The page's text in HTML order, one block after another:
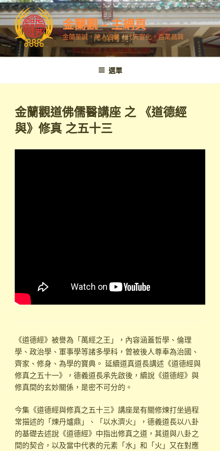
跳
至
內
容
金蘭觀 – 主網頁
金蘭至誠，神人溫馨，代天宣化，百業昌興
選單
金蘭觀道佛儒醫講座 之 《道德經
與》修真 之五十三
《道德經》被譽為「萬經之王」，內容涵蓋哲學、倫理
學、政治學、軍事學等諸多學科，曾被後人尊奉為治國、
齊家、修身、為學的寶典。 延續道真道長講述《道德經與
修真之五十一》，德義道長承先啟後，續說《道德經》與
修真間的玄妙關係，是密不可分的。
今集《道德經與修真之五十三》講座是有關修煉打坐過程
常描述的「煉丹爐鼎」、「以水濟火」，德義道長以八卦
的基礎去述說《道德經》中指出修真之道，其道與八卦之
間的契合，以及當中代表的元素「水」和「火」又在對應